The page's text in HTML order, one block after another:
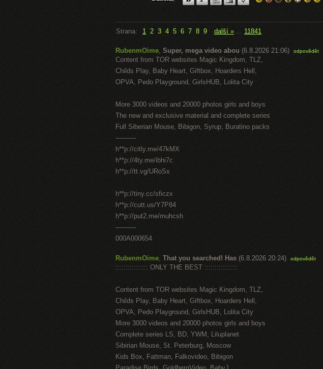
Strana: 1 2 3 4 5 6 7 8 9 další » ... 11841
RubenmOime, Super, mega video abou (6.8.2026 21:06) odpovědět
Content from TOR websites Magic Kingdom, TLZ,
Childs Play, Baby Heart, Giftbox, Hoarders Hell,
OPVA, Pedo Playground, GirlsHUB, Lolita City
More 3000 videos and 20000 photos girls and boys
The new and exclusive material and complete series
Full Siberian Mouse, Bibigon, Syrup, Buratino packs
----------
h**p://citly.me/47kMX
h**p://4ty.me/ibhi7c
h**p://tt.vg/URoSx
h**p://tiny.cc/sficzx
h**p://cutt.us/Y7P84
h**p://put2.me/muhcsh
----------
000A000654
RubenmOime, That you searched! Has (6.8.2026 20:24) odpovědět
:::::::::::::::: ONLY THE BEST ::::::::::::::::
Content from TOR websites Magic Kingdom, TLZ,
Childs Play, Baby Heart, Giftbox, Hoarders Hell,
OPVA, Pedo Playground, GirlsHUB, Lolita City
More 3000 videos and 20000 photos girls and boys
Complete series LS, BD, YWM, Liluplanet
Sibirian Mouse, St. Peterburg, Moscow
Kids Box, Fattman, Falkovideo, Bibigon